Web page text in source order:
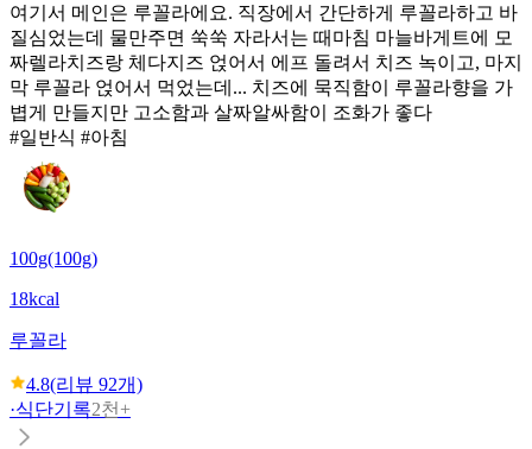
여기서 메인은 루꼴라에요. 직장에서 간단하게 루꼴라하고 바
질심었는데 물만주면 쑥쑥 자라서는 때마침 마늘바게트에 모
짜렐라치즈랑 체다지즈 얹어서 에프 돌려서 치즈 녹이고, 마지
막 루꼴라 얹어서 먹었는데... 치즈에 묵직함이 루꼴라향을 가
볍게 만들지만 고소함과 살짜알싸함이 조화가 좋다
#일반식 #아침
100g(100g)
18kcal
루꼴라
4.8(리뷰 92개)
·식단기록2천+